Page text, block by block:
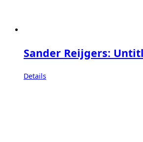
Sander Reijgers:
Details